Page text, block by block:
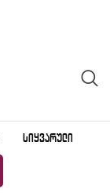
ᲡᲘᲧᲕᲐᲠᲣᲚᲘ